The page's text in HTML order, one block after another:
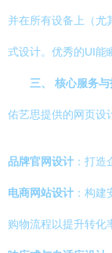
并在所有设备上（尤
式设计。优秀的UI能
三、 核心服务
佑艺思提供的网页设
品牌官网设计 ：打
电商网站设计 ：构
购物流程以提升转化